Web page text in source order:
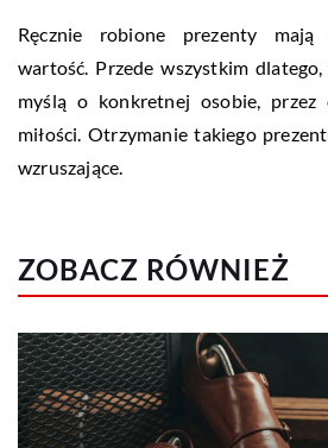
Ręcznie robione prezenty mają
wartość. Przede wszystkim
myślą o konkretnej osobie, przez
miłości. Otrzymanie takiego
wzruszające.
ZOBACZ RÓWNIEŻ